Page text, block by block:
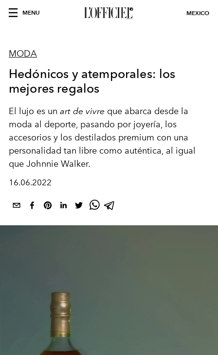
MENU MEXICO
MODA
Hedónicos y atemporales: los
mejores regalos
El lujo es un art de vivre que abarca desde la
moda al deporte, pasando por joyería, los
accesorios y los destilados premium con una
personalidad tan libre como auténtica, al igual
que Johnnie Walker.
16.06.2022